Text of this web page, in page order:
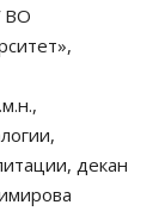
ВО
декан